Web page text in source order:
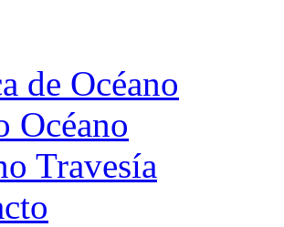
de Océano
Océano
Travesía